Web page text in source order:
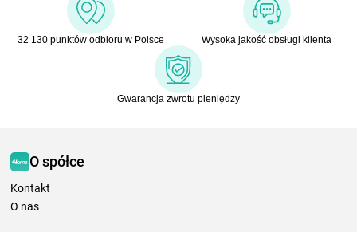
32 130 punktów odbioru w Polsce Wysoka jakość obsługi klienta
Gwarancja zwrotu pieniędzy
O spółce
Kontakt
O nas